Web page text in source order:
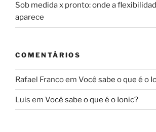
Sob medida x pronto: onde a
aparece
COMENTÁRIOS
Rafael Francoem Você sabe o que é o
Luis em Você sabe o que é o Ionic?